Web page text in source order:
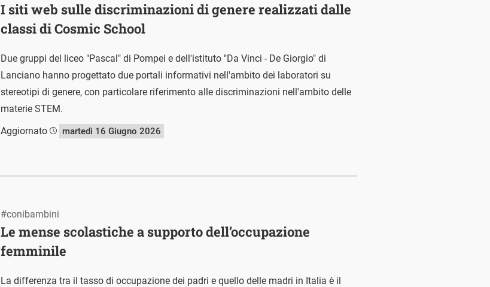
I siti web sulle discriminazioni di genere realizzati dalle
classi di Cosmic School
Due gruppi del liceo "Pascal" di Pompei e dell'istituto "Da Vinci - De Giorgio" di
Lanciano hanno progettato due portali informativi nell'ambito dei laboratori su
stereotipi di genere, con particolare riferimento alle discriminazioni nell'ambito delle
materie STEM.
Aggiornato
martedì 16 Giugno 2026
Le mense scolastiche a supporto dell’occupazione
femminile
#conibambini
La differenza tra il tasso di occupazione dei padri e quello delle madri in Italia è il